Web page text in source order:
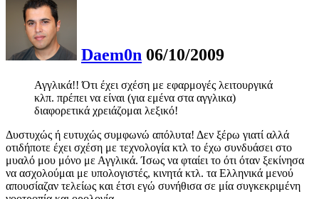
Daem0n 06/10/2009
Αγγλικά!! Ότι έχει σχέση με εφαρμογές λειτουργικά
κλπ. πρέπει να είναι (για εμένα στα αγγλικα)
διαφορετικά χρειάζομαι λεξικό!
Δυστυχώς ή ευτυχώς συμφωνώ απόλυτα! Δεν ξέρω γιατί αλλά
οτιδήποτε έχει σχέση με τεχνολογία κτλ το έχω συνδυάσει στο
μυαλό μου μόνο με Αγγλικά. Ίσως να φταίει το ότι όταν ξεκίνησα
να ασχολούμαι με υπολογιστές, κινητά κτλ. τα Ελληνικά μενού
απουσίαζαν τελείως και έτσι εγώ συνήθισα σε μία συγκεκριμένη